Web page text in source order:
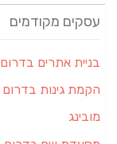
עסקים מקודמים
בניית אתרים בדרום
הקמת גינות בדרום
מובינג